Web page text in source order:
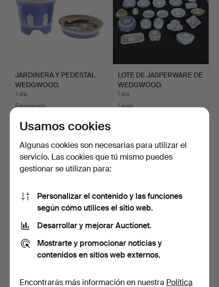
JARDINERA Y PEDESTAL
WEDGWOOD.
1 día
Estimación
LOTE DE JASPERWARE DE
WEDGWOOD.
1 día
1 puja
RELOJ DE ESMALTE Y
ARTÍCULOS
CONMEMORATIVO…
41 USD
JUEGO DE CAFÉ
PORTMEIRION - 'MAGIC
CITY'.
2 días
54 USD
Usamos cookies
Algunas cookies son necesarias para utilizar el
servicio. Las cookies que tú mismo puedes
gestionar se utilizan para:
Personalizar el contenido y las funciones
según cómo utilices el sitio web.
Desarrollar y mejorar Auctionet.
Mostrarte y promocionar noticias y
contenidos en sitios web externos.
Encontrarás más información en nuestra Política